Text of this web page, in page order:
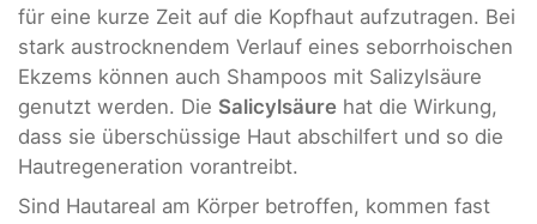
für eine kurze Zeit auf die Kopfhaut aufzutragen. Bei
stark austrocknendem Verlauf eines seborrhoischen
Ekzems können auch Shampoos mit Salizylsäure
genutzt werden. Die Salicylsäure hat die Wirkung,
dass sie überschüssige Haut abschilfert und so die
Hautregeneration vorantreibt.
Sind Hautareal am Körper betroffen, kommen fast